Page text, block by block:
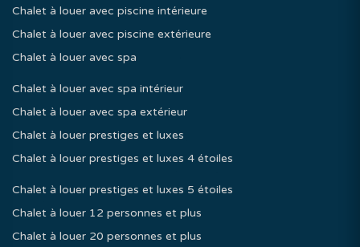
Chalet à louer avec piscine intérieure
Chalet à louer avec piscine extérieure
Chalet à louer avec spa
Chalet à louer avec spa intérieur
Chalet à louer avec spa extérieur
Chalet à louer prestiges et luxes
Chalet à louer prestiges et luxes 4 étoiles
Chalet à louer prestiges et luxes 5 étoiles
Chalet à louer 12 personnes et plus
Chalet à louer 20 personnes et plus